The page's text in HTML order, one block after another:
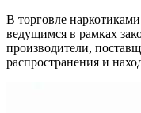
В торговле
ведущимся в рамках
производители,
распространения и